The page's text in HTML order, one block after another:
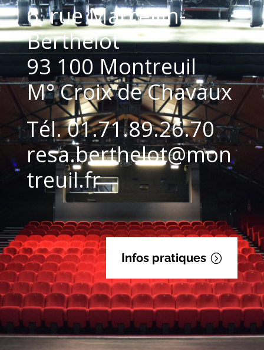
6, rue Marcellin-
Berthelot
93 100 Montreuil
M° Croix de Chavaux
Tél. 01.71.89.26.70
resa.berthelot@mon
treuil.fr
Infos pratiques